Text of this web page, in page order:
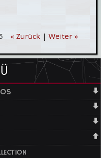
« Zurück| Weiter »